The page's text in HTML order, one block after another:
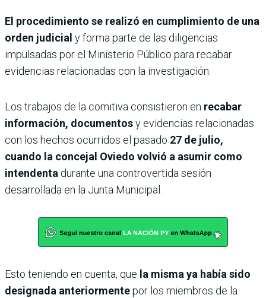
El procedimiento se realizó en cumplimiento de una
orden judicial y forma parte de las diligencias
impulsadas por el Ministerio Público para recabar
evidencias relacionadas con la investigación.
Los trabajos de la comitiva consistieron en recabar
información, documentosy evidencias relacionadas
con los hechos ocurridos el pasado 27 de julio,
cuando la concejal Oviedo volvió a asumir como
intendenta durante una controvertida sesión
desarrollada en la Junta Municipal.
Esto teniendo en cuenta, que la misma ya había sido
designada anteriormentepor los miembros de la